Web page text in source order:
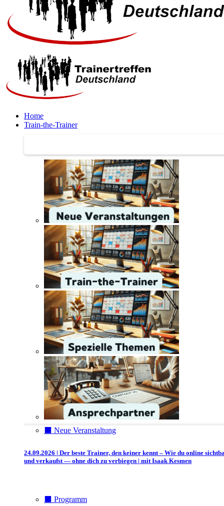
Home
Train-the-Trainer
⬛️ Neue Veranstaltung
24.09.2026 | Der beste Trainer, den keiner kennt – Wie du online
und verkaufst — ohne dich zu verbiegen | mit Isaak Kesmen
⬛️ Programm